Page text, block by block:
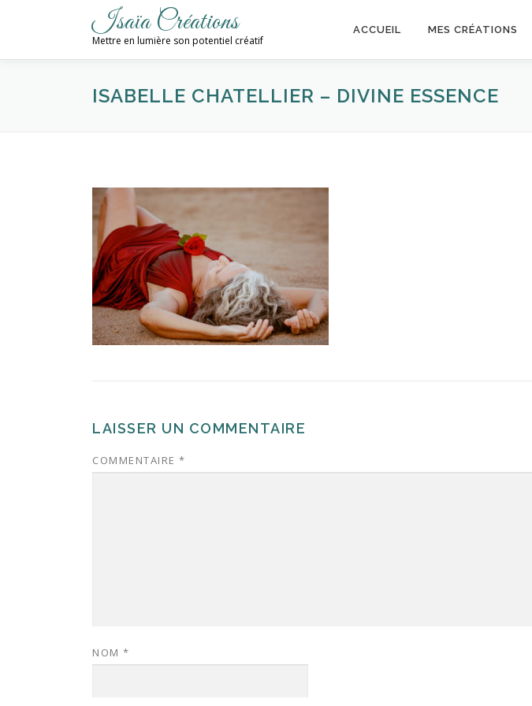
Isaïa Créations
Mettre en lumière son potentiel créatif
ACCUEIL MES CRÉATIONS
ISABELLE CHATELLIER – DIVINE ESSENCE
LAISSER UN COMMENTAIRE
COMMENTAIRE *
NOM *